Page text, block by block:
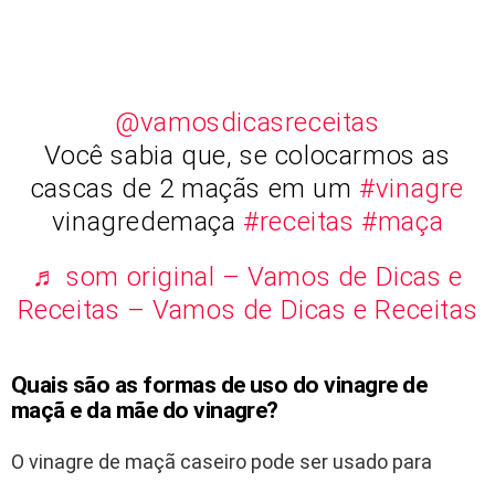
@vamosdicasreceitas
Você sabia que, se colocarmos as
cascas de 2 maçãs em um #vinagre
vinagredemaça #receitas #maça
♬ som original – Vamos de Dicas e
Receitas – Vamos de Dicas e Receitas
Quais são as formas de uso do vinagre de
maçã e da mãe do vinagre?
O vinagre de maçã caseiro pode ser usado para